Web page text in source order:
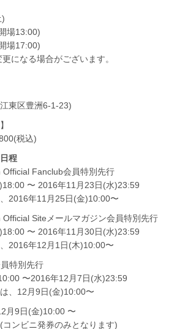
場13:00)
場17:00)
になる場合がございます。
東区豊洲6-1-23)
税込)
程
Fanclub会員特別先⾏
〜 2016年11⽉23⽇(⽔)23:59
2016年11⽉25⽇(⾦)10:00〜
Siteメールマガジン会員特別先⾏
〜 2016年11⽉30⽇(⽔)23:59
2016年12⽉1⽇(⽊)10:00〜
特別先⾏
〜2016年12⽉7⽇(⽔)23:59
、12⽉9⽇(⾦)10:00〜
⽉9⽇(⾦)10:00 〜
ンビニ発券のみとなります)